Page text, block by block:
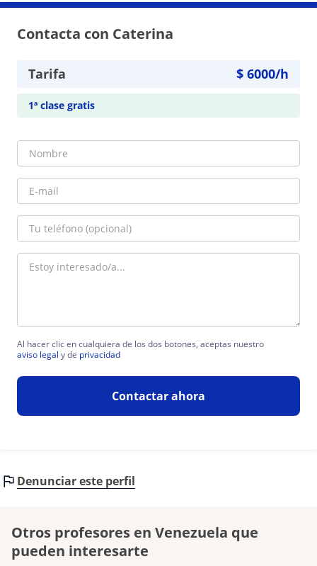
Contacta con Caterina
Tarifa $ 6000/h
1ª clase gratis
Al hacer clic en cualquiera de los dos botones, aceptas nuestro
aviso legal y de privacidad
Contactar ahora
Denunciar este perfil
Otros profesores en Venezuela que
pueden interesarte